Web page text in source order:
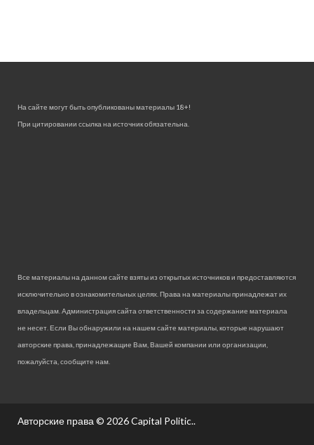
На сайте могут быть опубликованы материалы 18+!
При цитировании ссылка на источник обязательна.
Все материалы на данном сайте взяты из открытых источников и предоставляются
исключительно в ознакомительных целях. Права на материалы принадлежат их
владельцам. Администрация сайта ответственности за содержание материала
не несет. Если Вы обнаружили на нашем сайте материалы, которые нарушают
авторские права, принадлежащие Вам, Вашей компании или организации,
пожалуйста, сообщите нам.
Авторские права © 2026Capital Politic..